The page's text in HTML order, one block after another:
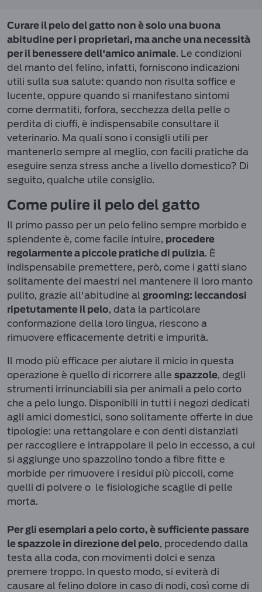
Curare il pelo del gatto non è solo una buona
abitudine per i proprietari, ma anche una necessità
per il benessere dell'amico animale. Le condizioni
del manto del felino, infatti, forniscono indicazioni
utili sulla sua salute: quando non risulta soffice e
lucente, oppure quando si manifestano sintomi
come dermatiti, forfora, secchezza della pelle o
perdita di ciuffi, è indispensabile consultare il
veterinario. Ma quali sono i consigli utili per
mantenerlo sempre al meglio, con facili pratiche da
eseguire senza stress anche a livello domestico? Di
seguito, qualche utile consiglio.
Come pulire il pelo del gatto
Il primo passo per un pelo felino sempre morbido e
splendente è, come facile intuire, procedere
regolarmente a piccole pratiche di pulizia. È
indispensabile premettere, però, come i gatti siano
solitamente dei maestri nel mantenere il loro manto
pulito, grazie all'abitudine al grooming: leccandosi
ripetutamente il pelo, data la particolare
conformazione della loro lingua, riescono a
rimuovere efficacemente detriti e impurità.
Il modo più efficace per aiutare il micio in questa
operazione è quello di ricorrere alle spazzole, degli
strumenti irrinunciabili sia per animali a pelo corto
che a pelo lungo. Disponibili in tutti i negozi dedicati
agli amici domestici, sono solitamente offerte in due
tipologie: una rettangolare e con denti distanziati
per raccogliere e intrappolare il pelo in eccesso, a cui
si aggiunge uno spazzolino tondo a fibre fitte e
morbide per rimuovere i residui più piccoli, come
quelli di polvere o le fisiologiche scaglie di pelle
morta.
Per gli esemplari a pelo corto, è sufficiente passare
le spazzole in direzione del pelo, procedendo dalla
testa alla coda, con movimenti dolci e senza
premere troppo. In questo modo, si eviterà di
causare al felino dolore in caso di nodi, così come di